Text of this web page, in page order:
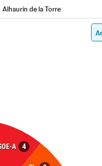
Alhaurín de la Torre
A 4